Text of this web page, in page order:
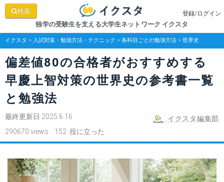
検索 登録/ログイン
独学の受験生を支える大学生ネットワーク イクスタ
イクスタ>入試対策・勉強方法・テクニック>各科目ごとの勉強方法>世界史
偏差値80の合格者がおすすめする
早慶上智対策の世界史の参考書一覧
と勉強法
最終更新日 2025.6.16
イクスタ編集部
290670 views 152 役に立った